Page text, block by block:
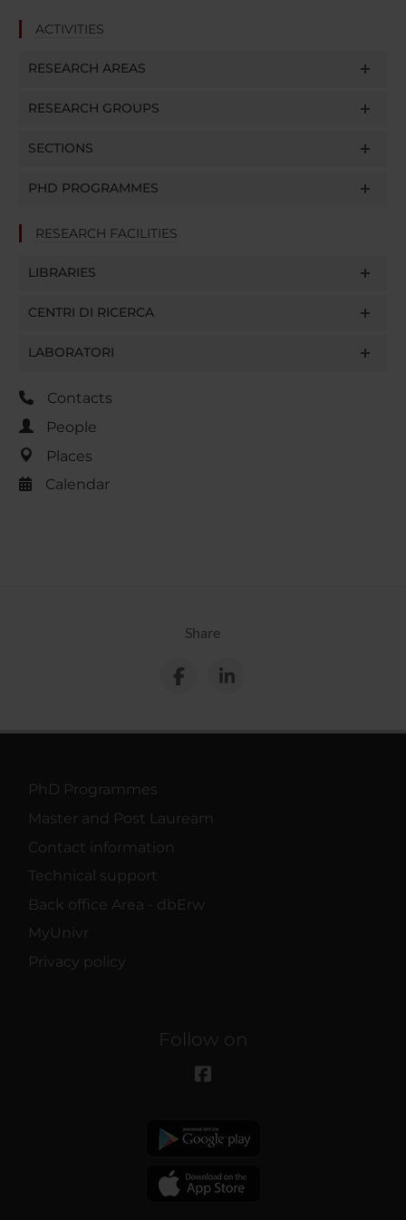
ACTIVITIES
RESEARCH AREAS
RESEARCH GROUPS
SECTIONS
PHD PROGRAMMES
RESEARCH FACILITIES
LIBRARIES
CENTRI DI RICERCA
LABORATORI
Contacts
People
Places
Calendar
Share
PhD Programmes
Master and Post Lauream
Contact information
Technical support
Back office Area - dbErw
MyUnivr
Privacy policy
Follow on